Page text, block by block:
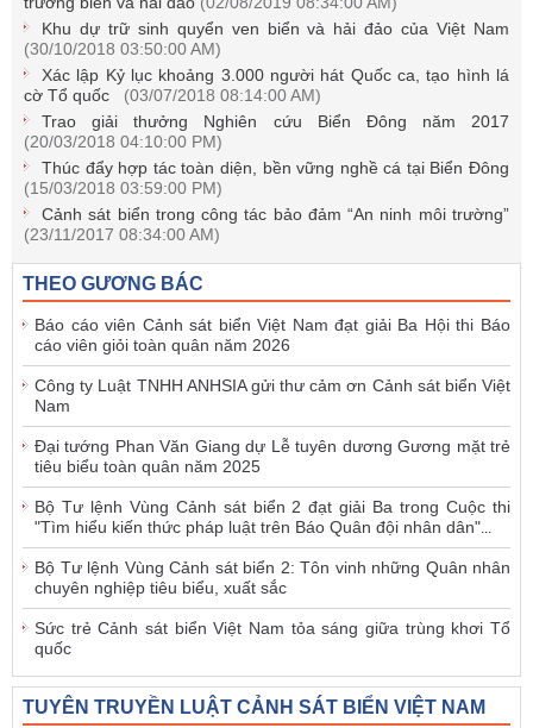
Khu dự trữ sinh quyển ven biển và hải đảo của Việt Nam
(30/10/2018 03:50:00 AM)
Xác lập Kỷ lục khoảng 3.000 người hát Quốc ca, tạo hình lá
cờ Tổ quốc (03/07/2018 08:14:00 AM)
Trao giải thưởng Nghiên cứu Biển Đông năm 2017
(20/03/2018 04:10:00 PM)
Thúc đẩy hợp tác toàn diện, bền vững nghề cá tại Biển Đông
(15/03/2018 03:59:00 PM)
Cảnh sát biển trong công tác bảo đảm “An ninh môi trường”
(23/11/2017 08:34:00 AM)
THEO GƯƠNG BÁC
Báo cáo viên Cảnh sát biển Việt Nam đạt giải Ba Hội thi Báo
cáo viên giỏi toàn quân năm 2026
Công ty Luật TNHH ANHSIA gửi thư cảm ơn Cảnh sát biển Việt
Nam
Đại tướng Phan Văn Giang dự Lễ tuyên dương Gương mặt trẻ
tiêu biểu toàn quân năm 2025
Bộ Tư lệnh Vùng Cảnh sát biển 2 đạt giải Ba trong Cuộc thi
"Tìm hiểu kiến thức pháp luật trên Báo Quân đội nhân dân"
Bộ Tư lệnh Vùng Cảnh sát biển 2: Tôn vinh những Quân nhân
chuyên nghiệp tiêu biểu, xuất sắc
Sức trẻ Cảnh sát biển Việt Nam tỏa sáng giữa trùng khơi Tổ
quốc
TUYÊN TRUYỀN LUẬT CẢNH SÁT BIỂN VIỆT NAM